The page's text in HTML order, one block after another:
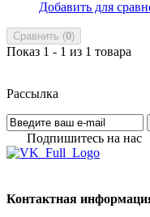
Добавить для
Сравнить (0)
Показ 1 - 1 из 1 товара
Рассылка
Подпишитесь на наc
Контактная